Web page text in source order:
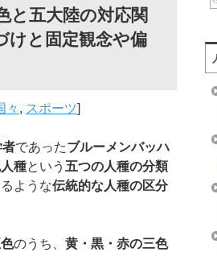
と五大陸の対応関
けと固定観念や偏
々 , スポーツ]
者であったブルーメンバッハ
種という 五つの人種の分類
ような伝統的な人種の区分
のうち、 黄・黒・赤の三色